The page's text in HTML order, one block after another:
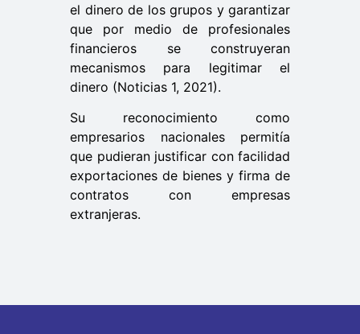
el dinero de los grupos y garantizar
que por medio de profesionales
financieros se construyeran
mecanismos para legitimar el
dinero (Noticias 1, 2021).
Su reconocimiento como
empresarios nacionales permitía
que pudieran justificar con facilidad
exportaciones de bienes y firma de
contratos con empresas
extranjeras.